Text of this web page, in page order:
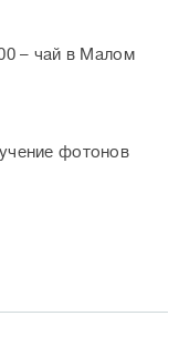
– чай в Малом
фотонов